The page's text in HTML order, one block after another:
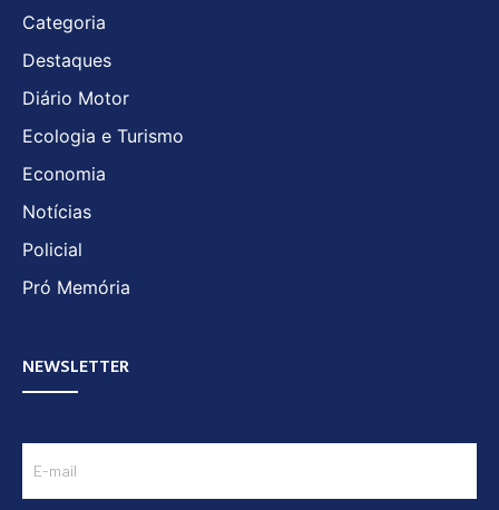
Categoria
Destaques
Diário Motor
Ecologia e Turismo
Economia
Notícias
Policial
Pró Memória
NEWSLETTER